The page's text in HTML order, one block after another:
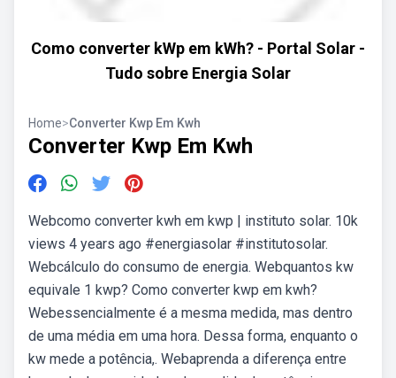
Como converter kWp em kWh? - Portal Solar -
Tudo sobre Energia Solar
Home>Converter Kwp Em Kwh
Converter Kwp Em Kwh
Webcomo converter kwh em kwp | instituto solar. 10k
views 4 years ago #energiasolar #institutosolar.
Webcálculo do consumo de energia. Webquantos kw
equivale 1 kwp? Como converter kwp em kwh?
Webessencialmente é a mesma medida, mas dentro
de uma média em uma hora. Dessa forma, enquanto o
kw mede a potência,. Webaprenda a diferença entre